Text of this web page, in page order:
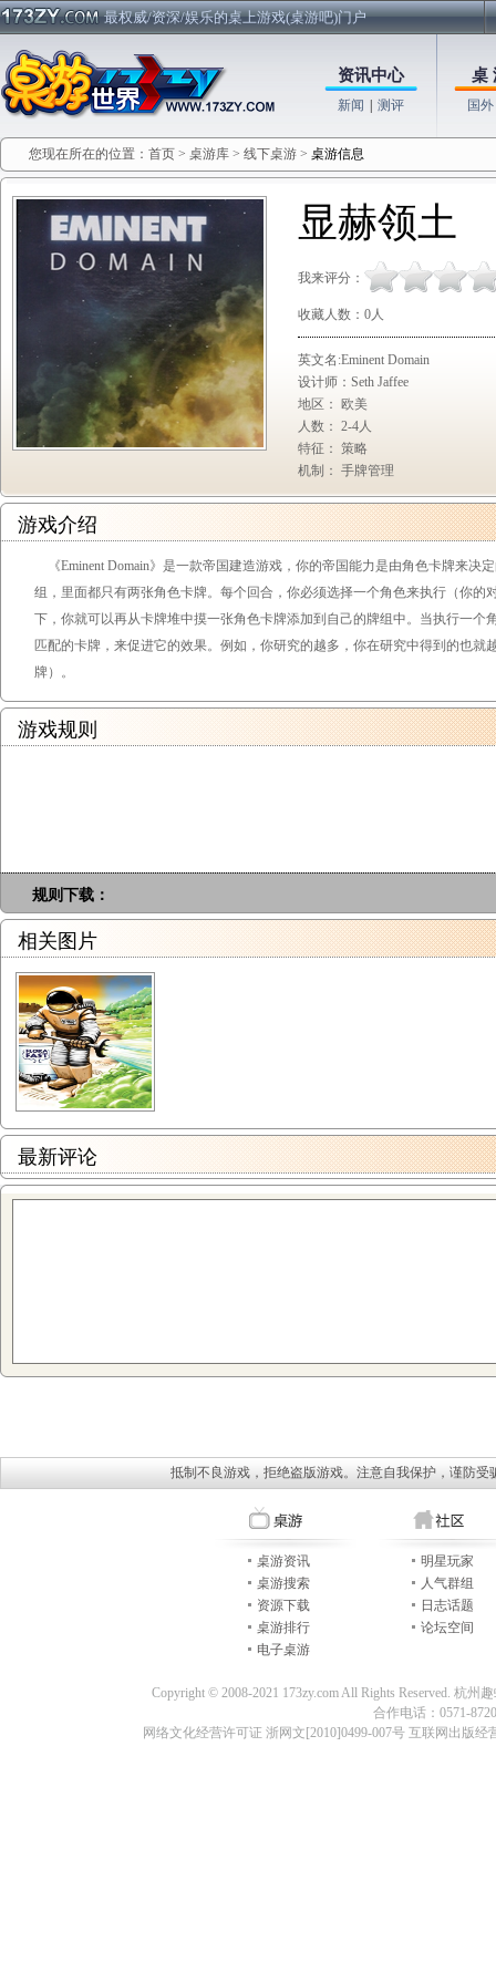
最权威/资深/娱乐的桌上游戏(桌游吧)门户
资讯中心
新闻 测评
桌
国外
您现在所在的位置： 首页 > 桌游库 > 线下桌游 > 桌游信息
显赫领土
我来评分：
收藏人数： 0人
英文名:Eminent Domain
设计师：Seth Jaffee
地区： 欧美
人数： 2-4人
特征： 策略
机制： 手牌管理
游戏介绍
《Eminent Domain》是一款帝国建造游戏，你的帝国能力是由角色卡牌来决
组，里面都只有两张角色卡牌。每个回合，你必须选择一个角色来执行（你的
下，你就可以再从卡牌堆中摸一张角色卡牌添加到自己的牌组中。当执行一个
匹配的卡牌，来促进它的效果。例如，你研究的越多，你在研究中得到的也就
牌）。
游戏规则
规则下载：
相关图片
最新评论
抵制不良游戏，拒绝盗版游戏。注意自我保护，谨防
桌游资讯
桌游搜索
资源下载
桌游排行
电子桌游
明星玩家
人气群组
日志话题
论坛空间
Copyright © 2008-2021 173zy.com All Rights Reserved. 杭
合作电话：0571-
网络文化经营许可证 浙网文[2010]0499-007号 互联网出版